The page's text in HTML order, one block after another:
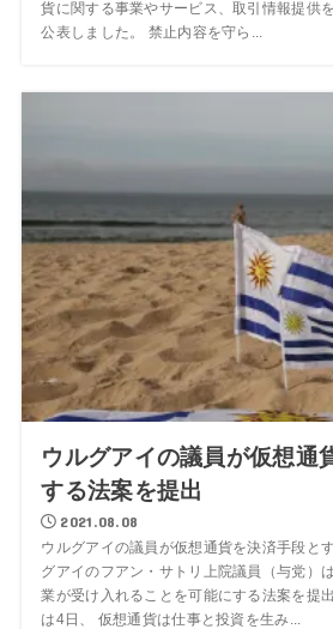
貨に関する事業やサービス、取引情報提供
公表しました。 禁止内容を守ら...
ウルグアイの議員が仮想通
する法案を提出
2021.08.08
ウルグアイの議員が仮想通貨を決済手段と
グアイのフアン・サトリ上院議員（与党）
業が受け入れることを可能にする法案を提
は4日、 仮想通貨は仕事と投資を生み...